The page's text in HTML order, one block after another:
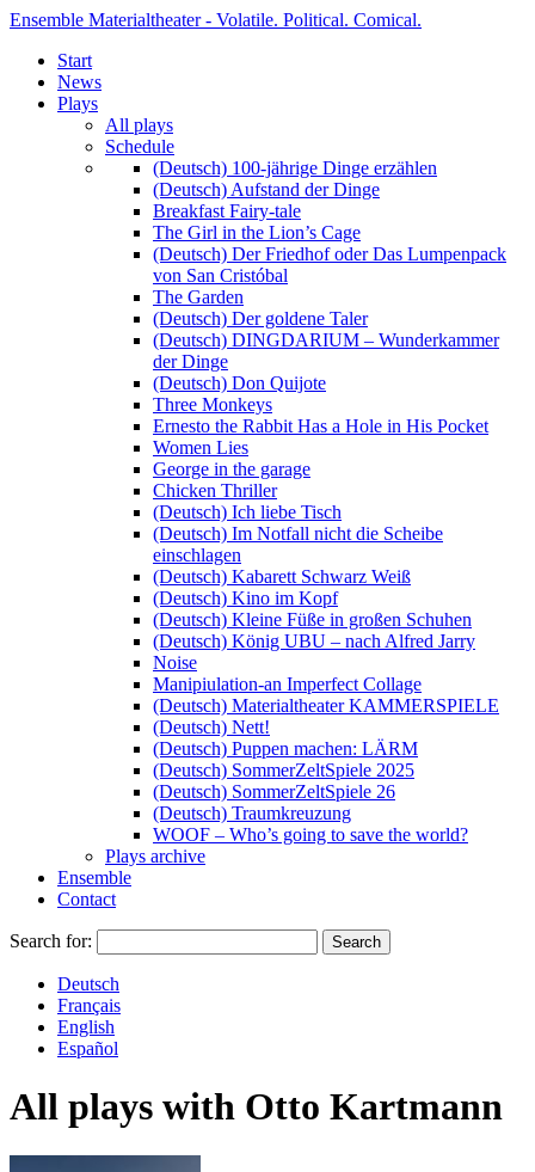
Ensemble Materialtheater - Volatile. Political. Comical.
Start
News
Plays
All plays
Schedule
(Deutsch) 100-jährige Dinge erzählen
(Deutsch) Aufstand der Dinge
Breakfast Fairy-tale
The Girl in the Lion’s Cage
(Deutsch) Der Friedhof oder Das Lumpenpack
von San Cristóbal
The Garden
(Deutsch) Der goldene Taler
(Deutsch) DINGDARIUM – Wunderkammer
der Dinge
(Deutsch) Don Quijote
Three Monkeys
Ernesto the Rabbit Has a Hole in His Pocket
Women Lies
George in the garage
Chicken Thriller
(Deutsch) Ich liebe Tisch
(Deutsch) Im Notfall nicht die Scheibe
einschlagen
(Deutsch) Kabarett Schwarz Weiß
(Deutsch) Kino im Kopf
(Deutsch) Kleine Füße in großen Schuhen
(Deutsch) König UBU – nach Alfred Jarry
Noise
Manipiulation-an Imperfect Collage
(Deutsch) Materialtheater KAMMERSPIELE
(Deutsch) Nett!
(Deutsch) Puppen machen: LÄRM
(Deutsch) SommerZeltSpiele 2025
(Deutsch) SommerZeltSpiele 26
(Deutsch) Traumkreuzung
WOOF – Who’s going to save the world?
Plays archive
Ensemble
Contact
Search for:
Deutsch
Français
English
Español
All plays with Otto Kartmann